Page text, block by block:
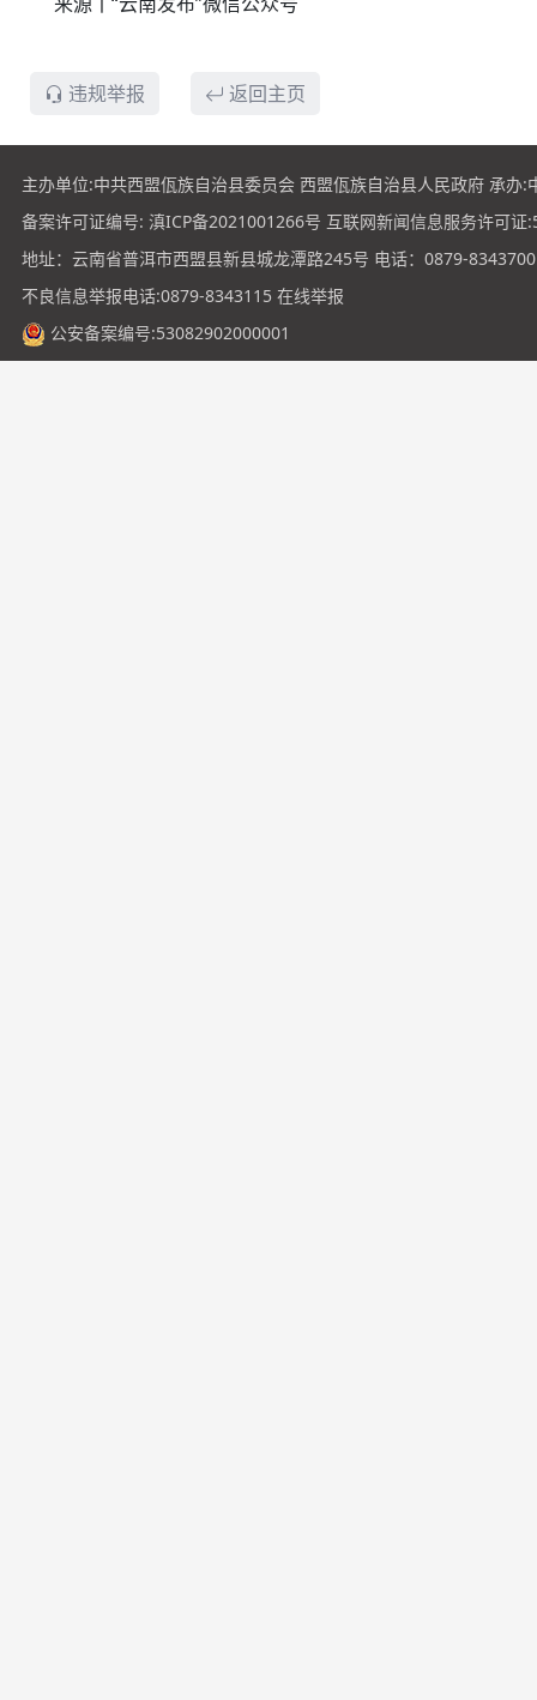
违规举报 返回主页
主办单位:中共西盟佤族自治县委员会 西盟佤族自治县人民政府 承办
备案许可证编号: 滇ICP备2021001266号 互联网新闻信息服务许可
地址：云南省普洱市西盟县新县城龙潭路245号 电话：0879-8343700
不良信息举报电话:0879-8343115 在线举报
公安备案编号:53082902000001